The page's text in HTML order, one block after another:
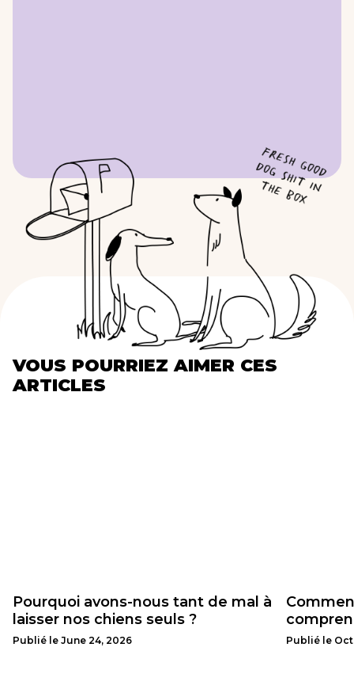
VOUS POURRIEZ AIMER CES
ARTICLES
Pourquoi avons-nous tant de mal à
laisser nos chiens seuls ?
Publié le June 24, 2026 Publié le